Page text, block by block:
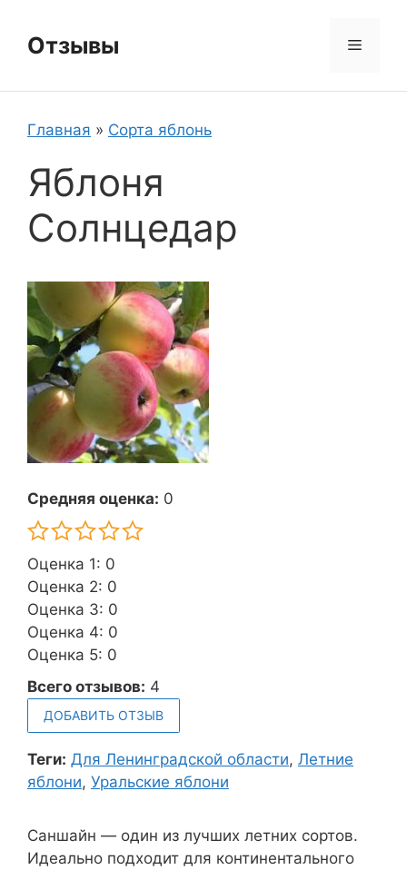
содержимому
Отзывы Меню
Главная » Сорта яблонь
Яблоня
Солнцедар
Средняя оценка: 0
Оценка 1: 0
Оценка 2: 0
Оценка 3: 0
Оценка 4: 0
Оценка 5: 0
Всего отзывов: 4
ДОБАВИТЬ ОТЗЫВ
Теги: Для Ленинградской области, Летние
яблони, Уральские яблони
Саншайн — один из лучших летних сортов.
Идеально подходит для континентального